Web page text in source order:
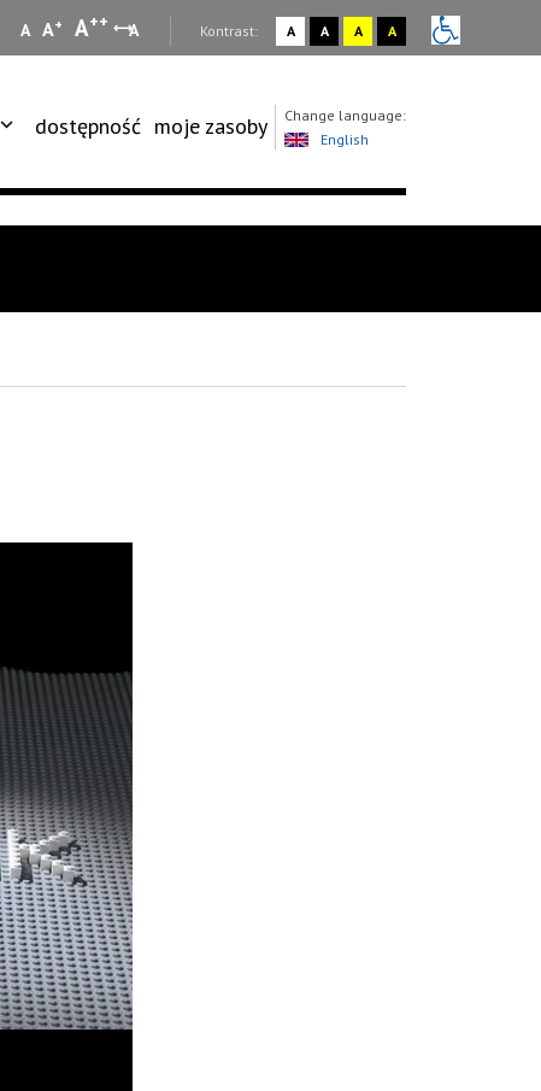
A A+ A++ A Kontrast: A A A A
dostępność moje zasoby
Change language:
English